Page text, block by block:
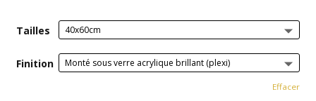
Tailles
Finition
Effacer